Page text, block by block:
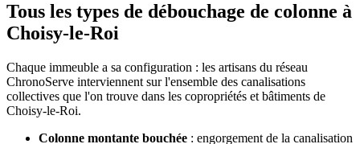
Tous les types de débouchage de colonne à
Choisy-le-Roi
Chaque immeuble a sa configuration : les artisans du réseau
ChronoServe interviennent sur l'ensemble des canalisations
collectives que l'on trouve dans les copropriétés et bâtiments de
Choisy-le-Roi.
Colonne montante bouchée : engorgement de la canalisation